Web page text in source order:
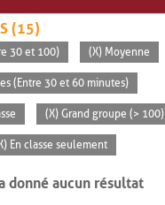
(15)
30 et 100) (X) Moyenne
(Entre 30 et 60 minutes)
(X) Grand groupe (> 100)
En classe seulement
donné aucun résultat